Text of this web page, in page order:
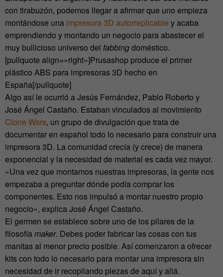
con tirabuzón, podemos llegar a afirmar que uno empieza
montándose una impresora 3D autorreplicable y acaba
emprendiendo y montando un negocio para abastecer el
muy bullicioso universo del fabbingdoméstico.
[pullquote align=»right»]Prusashop produce el primer
plástico ABS para impresoras 3D hecho en
España[/pullquote]
Algo así le ocurrió a Jesús Fernández, Pablo Roberto y
José Ángel Castaño. Estaban vinculados al movimiento
Clone Wars, un grupo de divulgación que trata de
documentar en español todo lo necesario para construir una
impresora 3D. La comunidad crecía (y crece) de manera
exponencial y la necesidad de material es cada vez mayor.
«Una vez que montamos nuestras impresoras, la gente nos
empezaba a preguntar dónde podía comprar los
componentes. Esto nos impulsó a montar nuestro propio
negocio», explica José Ángel Castaño.
El germen se establece sobre uno de los pilares de la
filosofíamaker. Debes poder fabricar las cosas con tus
manitas al menor precio posible. Así comenzaron a ofrecer
kits con todo lo necesario para montar una impresora sin
necesidad de ir recopilando piezas de aquí y allá.